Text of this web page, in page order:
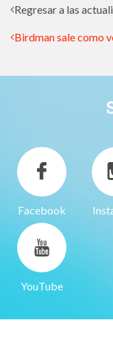
Regresar a las
Birdman sale como
Facebook
YouTube